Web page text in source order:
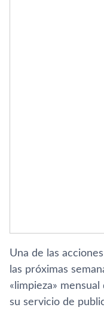
Una de las
las próximas
«limpieza»
su servicio de